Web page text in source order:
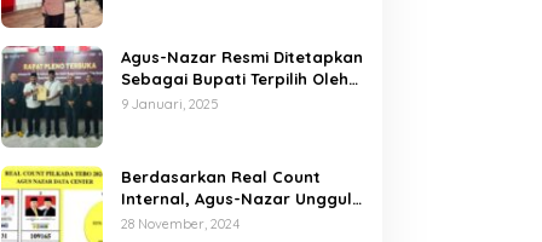
Agus-Nazar Resmi Ditetapkan
Sebagai Bupati Terpilih Oleh
KPU Kabupaten Tebo
9 Januari, 2025
Berdasarkan Real Count
Internal, Agus-Nazar Unggul
61 Persen dari Aspan-Tono
28 November, 2024